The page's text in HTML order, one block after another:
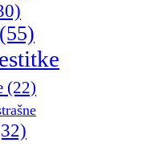
(55)
(22)